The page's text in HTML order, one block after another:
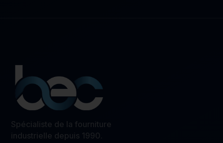
Spécialiste de la fourniture
industrielle depuis 1990.